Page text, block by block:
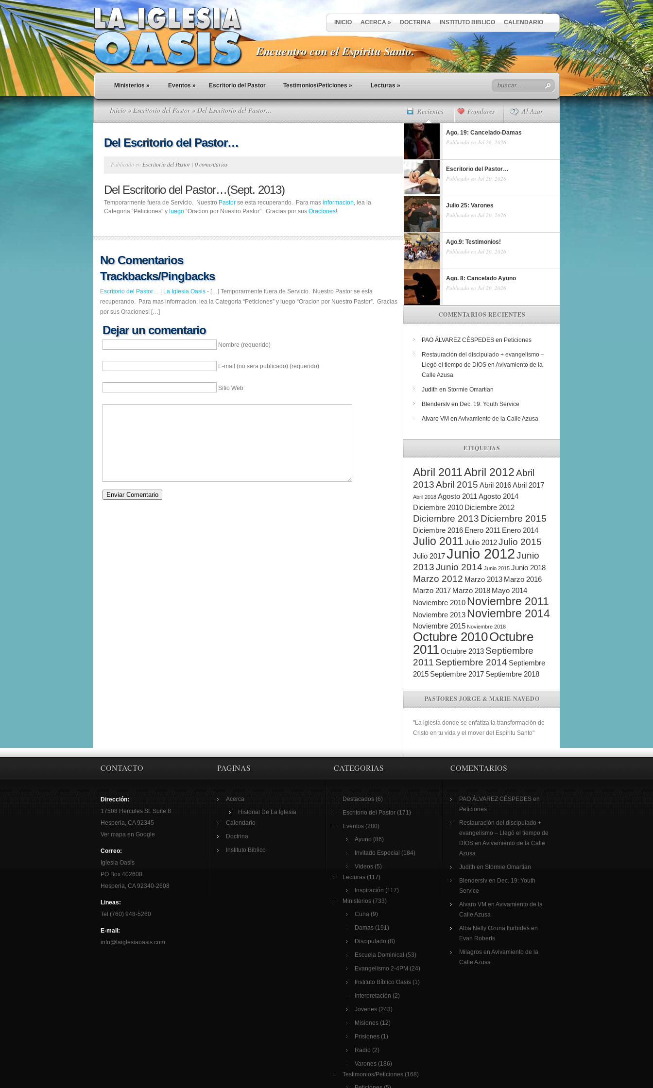
INICIO ACERCA » DOCTRINA INSTITUTO BIBLICO CALENDARIO
Encuentro con el Espiritu Santo.
Ministerios » Eventos » Escritorio del Pastor Testimonios/Peticiones » Lecturas »
Inicio » Escritorio del Pastor» Del Escritorio del Pastor…
Del Escritorio del Pastor…
Publicado en Escritorio del Pastor | 0 comentarios
Del Escritorio del Pastor…(Sept. 2013)
Temporarmente fuera de Servicio. Nuestro Pastor se esta recuperando. Para mas informacion, lea la
Categoria “Peticiones” y luego “Oracion por Nuestro Pastor”. Gracias por sus Oraciones!
No Comentarios
Trackbacks/Pingbacks
Escritorio del Pastor… | La Iglesia Oasis - […] Temporarmente fuera de Servicio. Nuestro Pastor se esta
recuperando. Para mas informacion, lea la Categoria “Peticiones” y luego “Oracion por Nuestro Pastor”. Gracias
por sus Oraciones! […]
Dejar un comentario
Nombre (requerido)
E-mail (no sera publicado) (requerido)
Sitio Web
Recientes Populares Al Azar
Ago. 19: Cancelado-Damas
Publicado en Jul 26, 2026
Escritorio del Pastor…
Publicado en Jul 20, 2026
Julio 25: Varones
Publicado en Jul 20, 2026
Ago.9: Testimonios!
Publicado en Jul 20, 2026
Ago. 8: Cancelado Ayuno
Publicado en Jul 20, 2026
COMENTARIOS RECIENTES
PAO ÁLVAREZ CÉSPEDES en Peticiones
Restauración del discipulado + evangelismo –
Llegó el tiempo de DIOS en Avivamiento de la
Calle Azusa
Judith en Stormie Omartian
Blenderslv en Dec. 19: Youth Service
Alvaro VM en Avivamiento de la Calle Azusa
ETIQUETAS
Abril 2011Abril 2012Abril
2013Abril 2015 Abril 2016Abril 2017
Abril 2018 Agosto 2011 Agosto 2014
Diciembre 2010 Diciembre 2012
Diciembre 2013 Diciembre 2015
Diciembre 2016 Enero 2011 Enero 2014
Julio 2011 Julio 2012Julio 2015
Julio 2017Junio 2012Junio
2013Junio 2014 Junio 2015 Junio 2018
Marzo 2012 Marzo 2013 Marzo 2016
Marzo 2017 Marzo 2018 Mayo 2014
Noviembre 2010 Noviembre 2011
Noviembre 2013 Noviembre 2014
Noviembre 2015 Noviembre 2018
Octubre 2010Octubre
2011Octubre 2013 Septiembre
2011 Septiembre 2014 Septiembre
2015 Septiembre 2017 Septiembre 2018
PASTORES JORGE & MARIE NAVEDO
"La iglesia donde se enfatiza la transformación de
Cristo en tu vida y el mover del Espíritu Santo"
CONTACTO
Dirección:
17508 Hercules St. Suite 8
Hesperia, CA 92345
Ver mapa en Google
Correo:
Iglesia Oasis
PO Box 402608
Hesperia, CA 92340-2608
Lineas:
Tel (760) 948-5260
E-mail:
info@laiglesiaoasis.com
PAGINAS
Acerca
Historial De La Iglesia
Calendario
Doctrina
Instituto Biblico
CATEGORIAS
Destacados (6)
Escritorio del Pastor (171)
Eventos (280)
Ayuno (86)
Invitado Especial (184)
Videos (5)
Lecturas (117)
Inspiración (117)
Ministerios (733)
Cuna (9)
Damas (191)
Discipulado (8)
Escuela Dominical (53)
Evangelismo 2-4PM (24)
Instituto Bíblico Oasis (1)
Interpretación (2)
Jovenes (243)
Misiones (12)
Prisiones (1)
Radio (2)
Varones (186)
Testimonios/Peticiones (168)
COMENTARIOS
PAO ÁLVAREZ CÉSPEDES en
Peticiones
Restauración del discipulado +
evangelismo – Llegó el tiempo de
DIOS en Avivamiento de la Calle
Azusa
Judith en Stormie Omartian
Blenderslv en Dec. 19: Youth
Service
Alvaro VM en Avivamiento de la
Calle Azusa
Alba Nelly Ozuna Iturbides en
Evan Roberts
Milagros en Avivamiento de la
Calle Azusa